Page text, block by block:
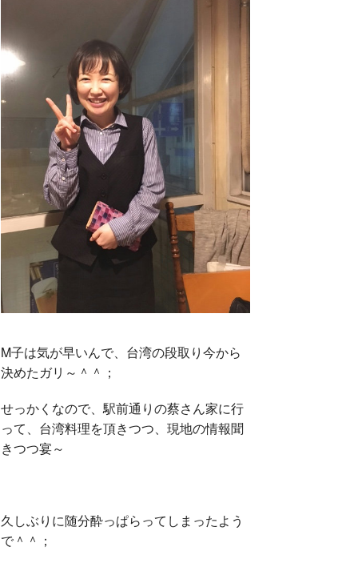
M子は気が早いんで、台湾の段取り今から
決めたガリ～＾＾；
せっかくなので、駅前通りの蔡さん家に行
って、台湾料理を頂きつつ、現地の情報聞
きつつ宴～
久しぶりに随分酔っぱらってしまったよう
で＾＾；